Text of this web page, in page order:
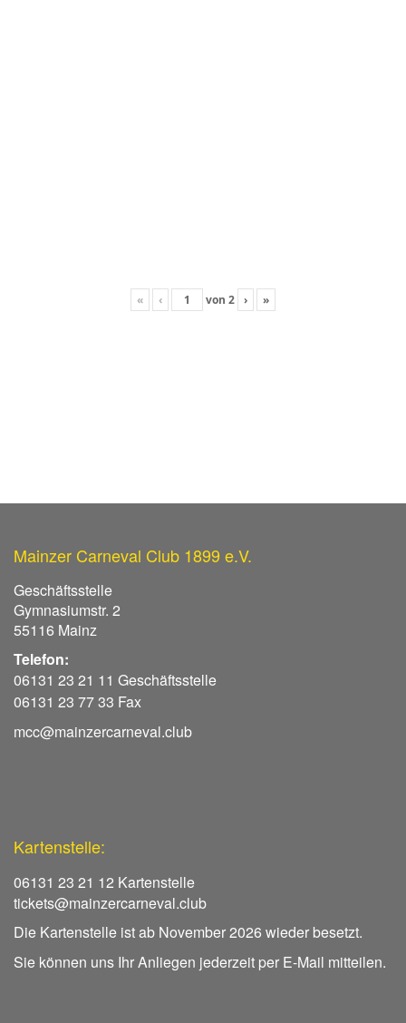
« ‹ von 2 › »
Mainzer Carneval Club 1899 e.V.
Geschäftsstelle
Gymnasiumstr. 2
55116 Mainz
Telefon:
06131 23 21 11 Geschäftsstelle
06131 23 77 33 Fax
mcc@mainzercarneval.club
Kartenstelle:
06131 23 21 12 Kartenstelle
tickets@mainzercarneval.club
Die Kartenstelle ist ab November 2026 wieder besetzt.
Sie können uns Ihr Anliegen jederzeit per E-Mail mitteilen.